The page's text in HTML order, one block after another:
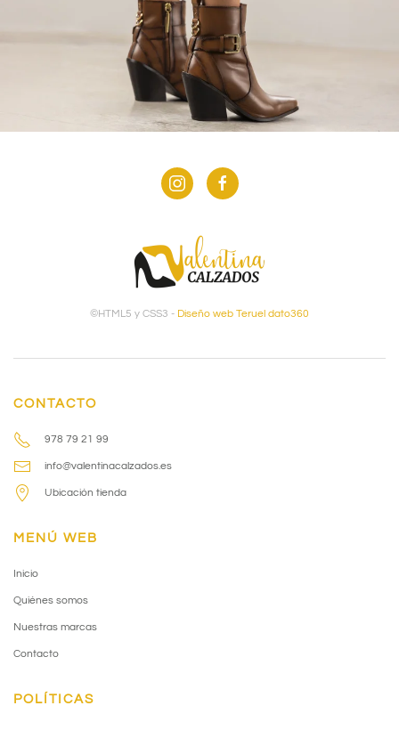
©HTML5 y CSS3 - Diseño web Teruel dato360
CONTACTO
978 79 21 99
info@valentinacalzados.es
Ubicación tienda
MENÚ WEB
Inicio
Quiénes somos
Nuestras marcas
Contacto
POLÍTICAS